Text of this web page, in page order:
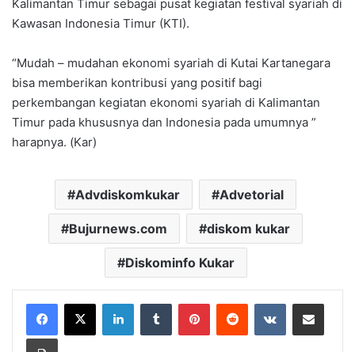
Kalimantan Timur sebagai pusat kegiatan festival syariah di
Kawasan Indonesia Timur (KTI).
“Mudah – mudahan ekonomi syariah di Kutai Kartanegara
bisa memberikan kontribusi yang positif bagi
perkembangan kegiatan ekonomi syariah di Kalimantan
Timur pada khususnya dan Indonesia pada umumnya ”
harapnya. (Kar)
Advdiskomkukar Advetorial
Bujurnews.com diskom kukar
Diskominfo Kukar
LinkedInTumblr PinterestReddit VKontakteShare via Email
Print